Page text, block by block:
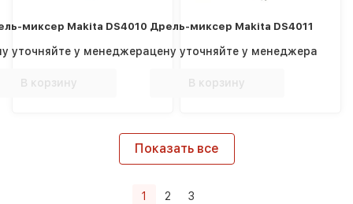
миксер Makita DS4010
уточняйте у менеджера
В корзину
Дрель-миксер Makita DS4011
цену уточняйте у менеджера
В корзину
Показать все
1 2 3